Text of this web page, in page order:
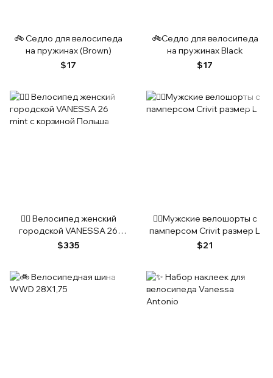
🚲 Седло для велосипеда
на пружинах (Brown)
$17
🚲Седло для велосипеда
на пружинах Black
$17
🚴‍♀️ Велосипед женский
городской VANESSA 26
mint с корзиной Польша
$335
🚴‍♂️Мужские велошорты с
памперсом Crivit размер L
$21